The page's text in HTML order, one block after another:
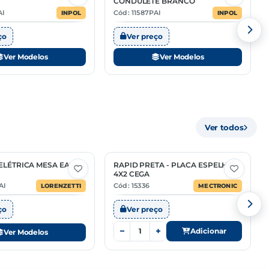
INPOL
Ver Modelos
Cód: 11587PAI INPOL
Ver preço
Ver Modelos
Ver todos
MESA EASY
LORENZETTI
Ver Modelos
RAPID PRETA - PLACA ESPELHO
4X2 CEGA
Cód: 15336 MECTRONIC
Ver preço
− + Adicionar